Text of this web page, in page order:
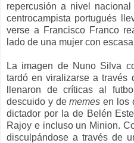
repercusión a nivel
centrocampista portugués
verse a Francisco Franco
lado de una mujer con
La imagen de Nuno Silva
tardó en viralizarse a través
llenaron de críticas al
descuido y dememes en los
dictador por la de Belén
Rajoy e incluso un Minion.
disculpándose a través de